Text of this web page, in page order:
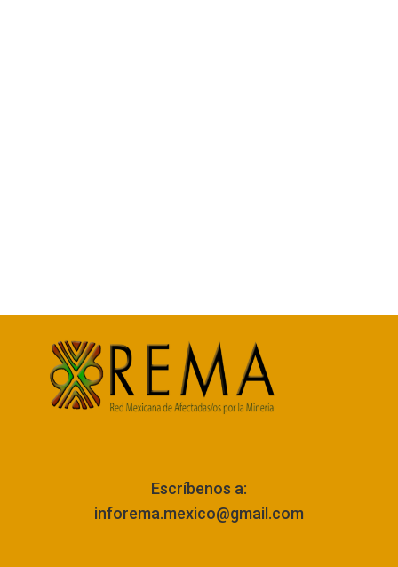
Escríbenos a:
inforema.mexico@gmail.com